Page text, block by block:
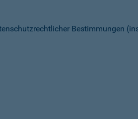
Bestimmungen